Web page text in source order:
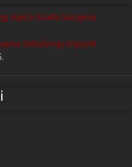
vijeća Grada Sarajeva
Udruženju slijepih